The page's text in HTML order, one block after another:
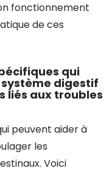
fonctionnement
de ces
qui
digestif
liés aux troubles
peuvent aider à
les
Voici